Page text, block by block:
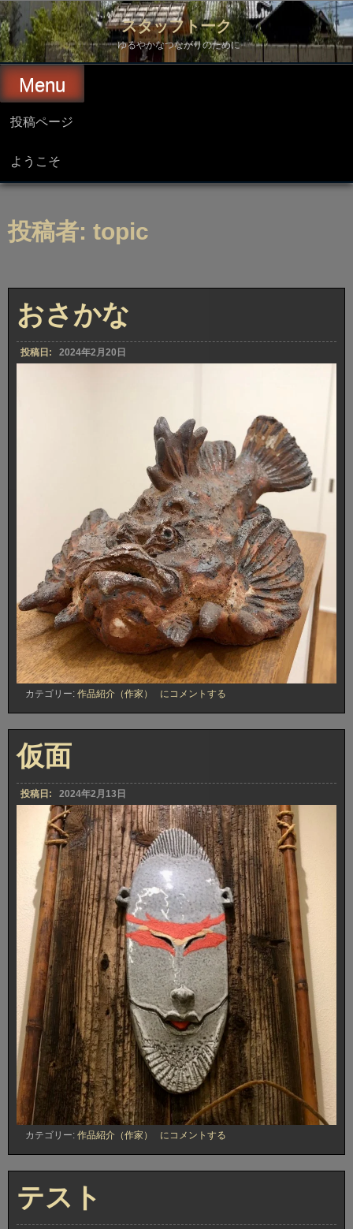
コ
ン
テ
ン
ツ
へ
キ
スタッフトーク
ゆるやかなつながりのために
Menu
投稿ページ
ようこそ
投稿者: topic
おさかな
投稿日: 2024年2月20日
カテゴリー: 作品紹介（作家）
お
な
にコメントする
仮面
投稿日: 2024年2月13日
カテゴリー: 作品紹介（作家）
仮
にコメントする
テスト